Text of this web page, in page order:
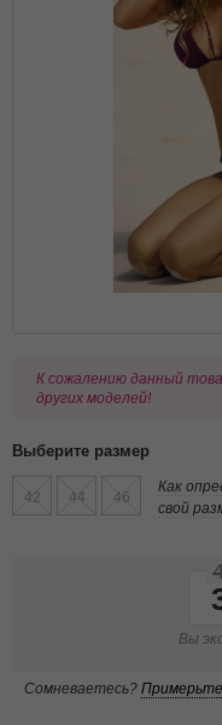
К сожалению данный
других моделей!
Выберите размер
42 44 46
Как
свой
Вы
Сомневаетесь?